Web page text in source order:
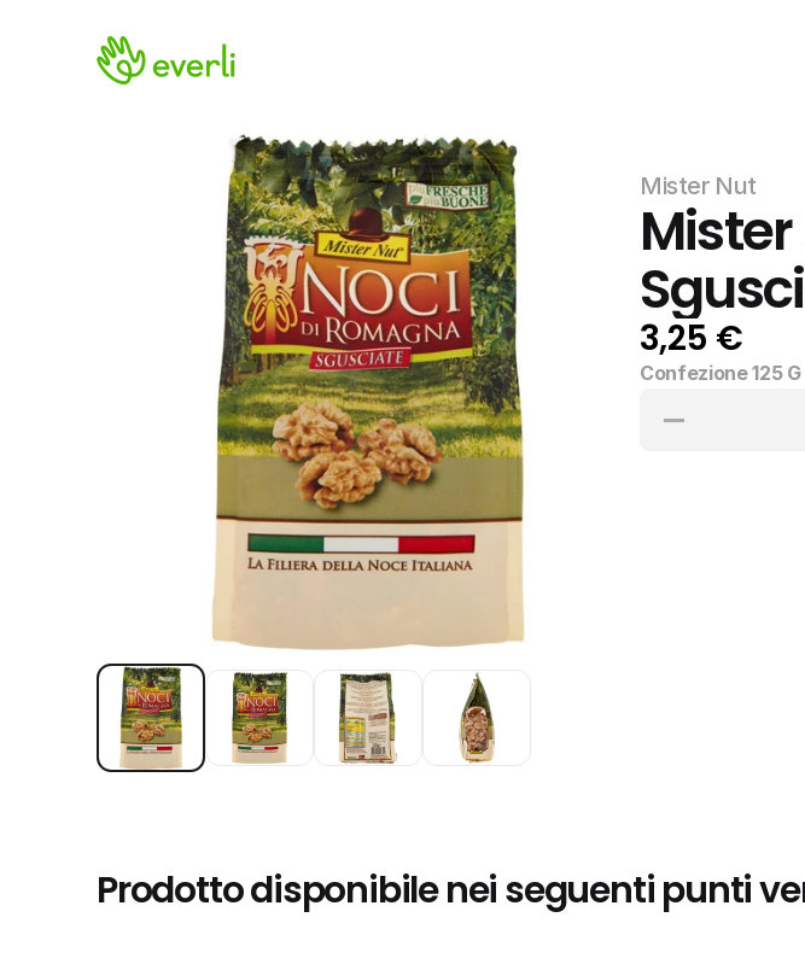
Mister Nut
3,25 €
Confezione 125 G
Prodotto disponibile nei seguenti punti